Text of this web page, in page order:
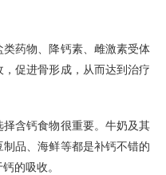
药物、降钙素、雌激素受体
促进骨形成，从而达到治疗
含钙食物很重要。牛奶及其
品、海鲜等都是补钙不错的
的吸收。